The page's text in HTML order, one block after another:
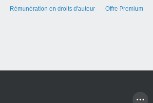
Rémunération en droits d'auteur Offre Premium